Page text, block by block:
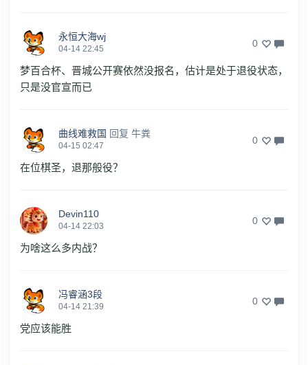
永恒大海wj
04-14 22:45 0
梦百合杯、晋城公开赛依然没报名，估计是处于退役状态，
只是没官宣而已
曲线难救国 回复 牛粪
04-15 02:47 0
在位棋圣，退那般役？
Devin110
04-14 22:03 0
为啥这么多内战？
冯睿涵3段
04-14 21:39 0
党应该能胜